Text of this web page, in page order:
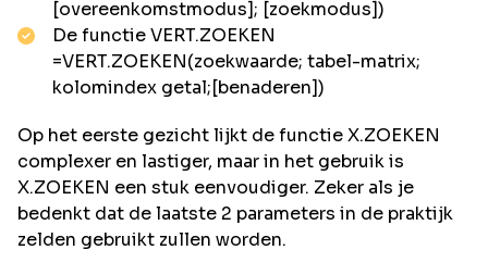
[overeenkomstmodus]; [zoekmodus])
De functie VERT.ZOEKEN
=VERT.ZOEKEN(zoekwaarde; tabel-matrix;
kolomindex getal;[benaderen])
Op het eerste gezicht lijkt de functie X.ZOEKEN
complexer en lastiger, maar in het gebruik is
X.ZOEKEN een stuk eenvoudiger. Zeker als je
bedenkt dat de laatste 2 parameters in de praktijk
zelden gebruikt zullen worden.